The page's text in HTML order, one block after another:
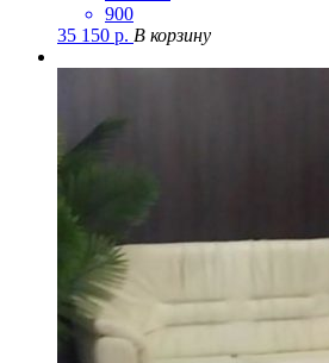
900
35 150 р. В корзину